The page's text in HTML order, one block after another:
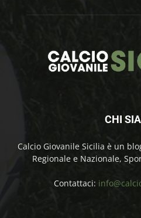
CHI
Calcio Giovanile Sicilia è un
Regionale e Nazionale,
Contattaci: